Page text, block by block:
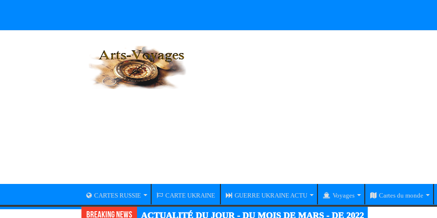
CARTES RUSSIE CARTE UKRAINE GUERRE UKRAINE ACTU Voyages Cartes du monde
Breaking News ACTUALITÉ DU JOUR - DU MOIS DE MARS - DE 2022